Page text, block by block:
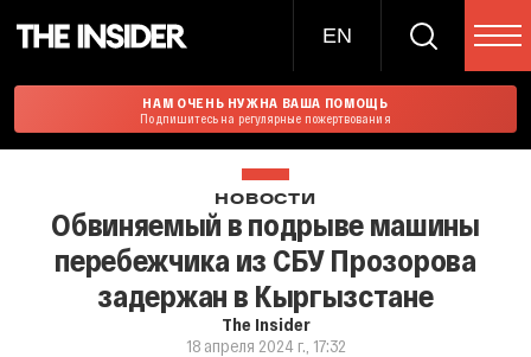
EN
НАМ ОЧЕНЬ НУЖНА ВАША ПОМОЩЬ
Подпишитесь на регулярные пожертвования
НОВОСТИ
Обвиняемый в подрыве машины
перебежчика из СБУ Прозорова
задержан в Кыргызстане
The Insider
18 апреля 2024 г., 17:32